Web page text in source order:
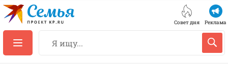
Совет дня Реклама